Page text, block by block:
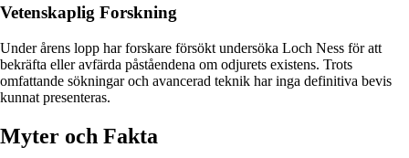
Vetenskaplig Forskning
Under årens lopp har forskare försökt undersöka Loch Ness för att
bekräfta eller avfärda påståendena om odjurets existens. Trots
omfattande sökningar och avancerad teknik har inga definitiva bevis
kunnat presenteras.
Myter och Fakta